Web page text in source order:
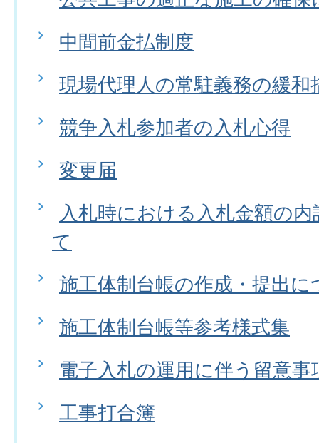
中間前金払制度
現場代理人の常駐義務の緩
競争入札参加者の入札心得
変更届
入札時における入札金額の
て
施工体制台帳の作成・提出に
施工体制台帳等参考様式集
電子入札の運用に伴う留意事
工事打合簿